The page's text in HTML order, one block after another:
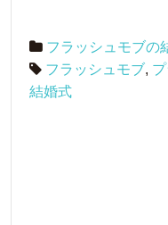
フラッシュモブの
フラッシュモブ,
結婚式